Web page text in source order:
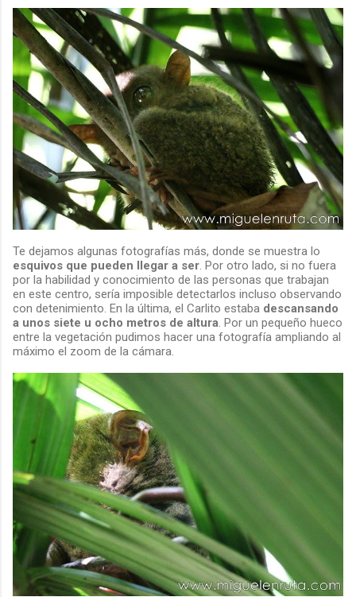
Te dejamos algunas fotografías más, donde se muestra lo
esquivos que pueden llegar a ser. Por otro lado, si no fuera
por la habilidad y conocimiento de las personas que trabajan
en este centro, sería imposible detectarlos incluso observando
con detenimiento. En la última, el Carlito estaba descansando
a unos siete u ocho metros de altura. Por un pequeño hueco
entre la vegetación pudimos hacer una fotografía ampliando al
máximo el zoom de la cámara.